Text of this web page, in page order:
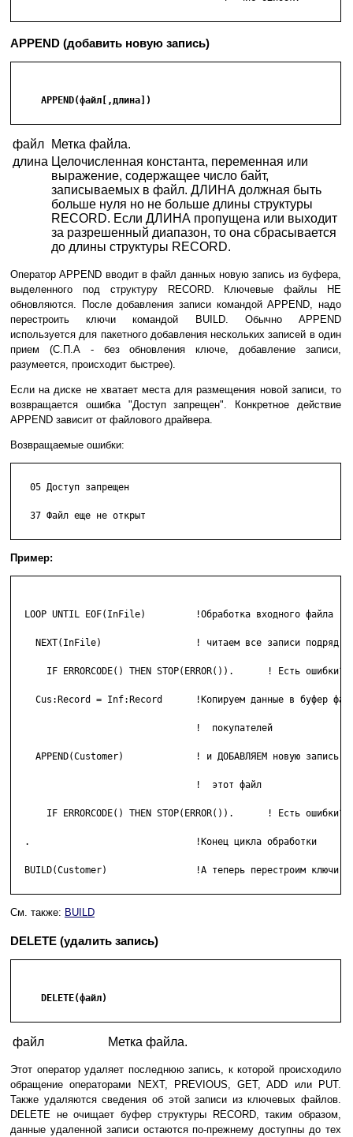
APPEND (добавить новую запись)
     APPEND(файл[,длина])
файл
Метка файла.
длина Целочисленная константа, переменная или
выражение, содержащее число байт,
записываемых в файл. ДЛИНА должная быть
больше нуля но не больше длины структуры
RECORD. Если ДЛИНА пропущена или выходит
за разрешенный диапазон, то она сбрасывается
до длины структуры RECORD.
Оператор APPEND вводит в файл данных новую запись из буфера,
выделенного под структуру RECORD. Ключевые файлы НЕ
обновляются. После добавления записи командой APPEND, надо
перестроить ключи командой BUILD. Обычно APPEND
используется для пакетного добавления нескольких записей в один
прием (С.П.А - без обновления ключе, добавление записи,
разумеется, происходит быстрее).
Если на диске не хватает места для размещения новой записи, то
возвращается ошибка "Доступ запрещен". Конкретное действие
APPEND зависит от файлового драйвера.
Возвращаемые ошибки:
   05 Доступ запрещен
   37 Файл еще не открыт
Пример:
  LOOP UNTIL EOF(InFile)         !Обработка входного файла
    NEXT(InFile)                 ! читаем все записи подряд
      IF ERRORCODE() THEN STOP(ERROR()).      ! Есть ошибки?
Cus:Record = Inf:Record      !Копируем данные в буфер
    APPEND(Customer)             ! и ДОБАВЛЯЕМ новую запись в
      IF ERRORCODE() THEN STOP(ERROR()).      ! Есть ошибки?
  .                              !Конец цикла обработки
BUILD(Customer)                !А теперь перестроим
См. также: BUILD
DELETE (удалить запись)
     DELETE(файл)
файл Метка файла.
Этот оператор удаляет последнюю запись, к которой происходило
обращение операторами NEXT, PREVIOUS, GET, ADD или PUT.
Также удаляются сведения об этой записи из ключевых файлов.
DELETE не очищает буфер структуры RECORD, таким образом,
данные удаленной записи остаются по-прежнему доступны до тех